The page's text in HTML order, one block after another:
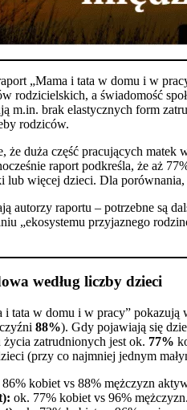
„Mama i tata w domu i w
rodzicielskich, a świadomość
m.in. brak elastycznych form
rodziców.
że duża część pracujących
raport podkreśla, że aż
więcej dzieci. Dla
autorzy raportu – potrzebne są
„ekosystemu przyjaznego
według liczby dzieci
i tata w domu i w pracy”
88%). Gdy pojawiają się
zatrudnionych jest ok. 77%
(przy co najmniej jednym
kobiet vs 88% mężczyzn
ok. 77% kobiet vs 96% mężczyzn.